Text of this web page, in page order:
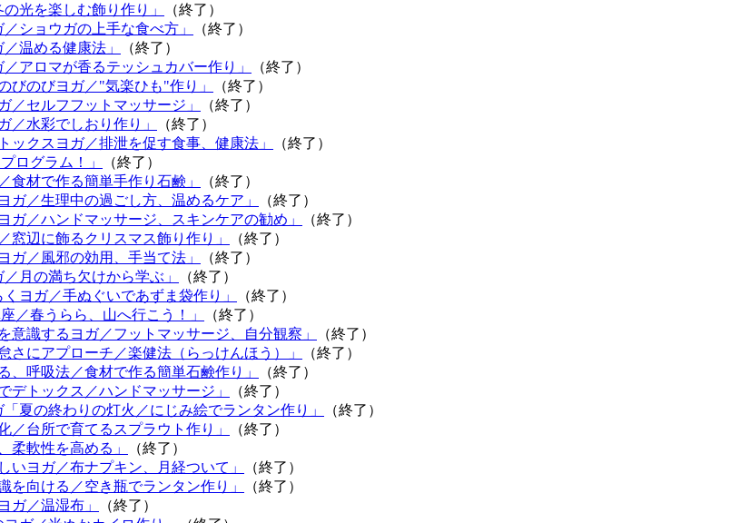
光を楽しむ飾り作り」
（終了）
ショウガの上手な食べ方」
（終了）
温める健康法」
（終了）
アロマが香るテッシュカバー作り」
（終了）
びのびヨガ／"気楽ひも"作り」
（終了）
／セルフフットマッサージ」
（終了）
／水彩でしおり作り」
（終了）
ックスヨガ／排泄を促す食事、健康法」
（終了）
ログラム！」
（終了）
食材で作る簡単手作り石鹸」
（終了）
ガ／生理中の過ごし方、温めるケア」
（終了）
ガ／ハンドマッサージ、スキンケアの勧め」
（終了）
窓辺に飾るクリスマス飾り作り」
（終了）
ガ／風邪の効用、手当て法」
（終了）
月の満ち欠けから学ぶ」
（終了）
ヨガ／手ぬぐいであずま袋作り」
（終了）
／春うらら、山へ行こう！」
（終了）
意識するヨガ／フットマッサージ、自分観察」
（終了）
さにアプローチ／楽健法（らっけんほう）」
（終了）
、呼吸法／食材で作る簡単石鹸作り」
（終了）
デトックス／ハンドマッサージ」
（終了）
夏の終わりの灯火／にじみ絵でランタン作り」
（終了）
／台所で育てるスプラウト作り」
（終了）
柔軟性を高める」
（終了）
いヨガ／布ナプキン、月経ついて」
（終了）
を向ける／空き瓶でランタン作り」
（終了）
ガ／温湿布」
（終了）